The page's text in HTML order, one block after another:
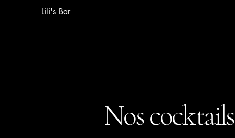
Lili's Bar
Nos cocktails